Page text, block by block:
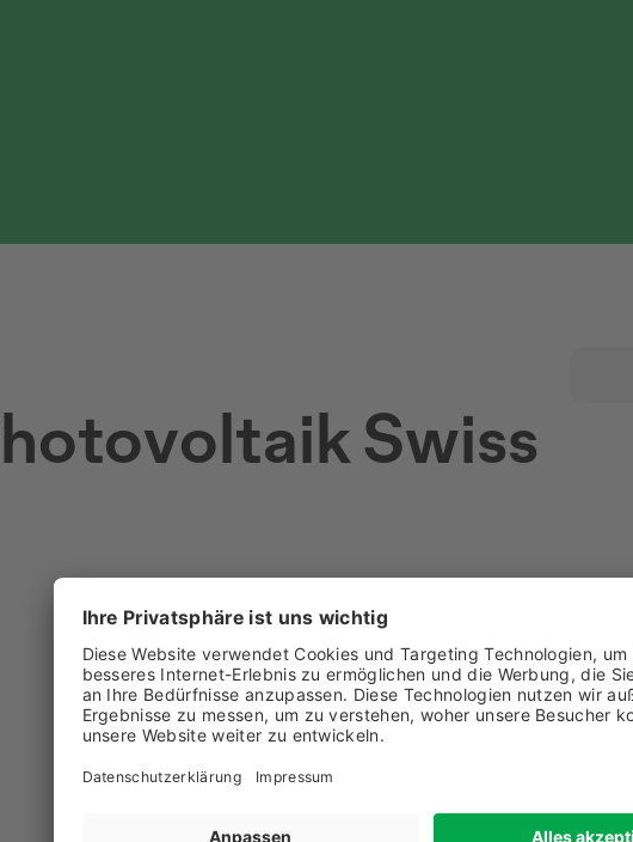
Swiss
+41 71 744 40 30
Nachricht senden